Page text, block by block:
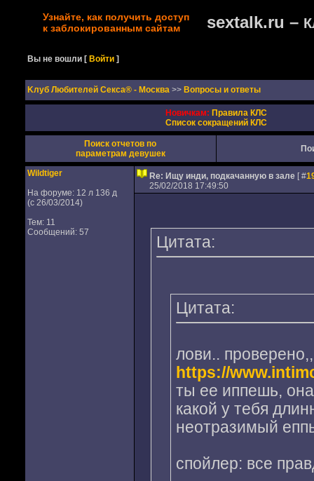
Узнайте, как получить доступ
к заблокированным сайтам
sextalk.ru –
Вы не вошли [Войти ]
Kлуб Любителей Секса® - Москва >> Вопросы и ответы
Новичкам: Правила КЛС
Список сокращений КЛС
Поиск отчетов по
параметрам девушек
Wildtiger
На форуме: 12 л 136 д
(с 26/03/2014)
Тем: 11
Сообщений: 57
Re: Ищу инди, подкачанную в зале [ #
25/02/2018 17:49:50
Цитата:
Цитата:
лови..
https://
ты ее иппешь,
какой у тебя
неотразимый
спойлер: все